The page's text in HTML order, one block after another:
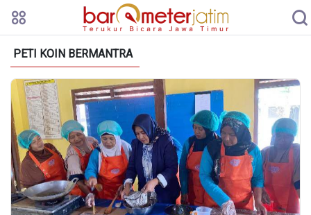
PETI KOIN BERMANTRA